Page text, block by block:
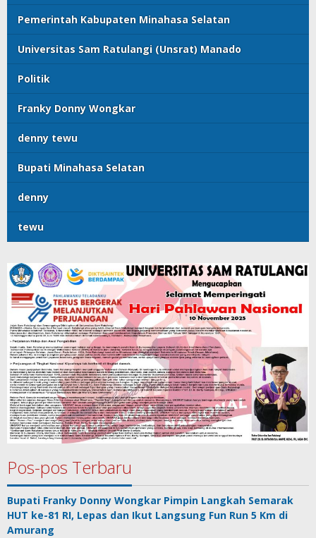
Pemerintah Kabupaten Minahasa Selatan
Universitas Sam Ratulangi (Unsrat) Manado
Politik
Franky Donny Wongkar
denny tewu
Bupati Minahasa Selatan
denny
tewu
Pos-pos Terbaru
Bupati Franky Donny Wongkar Pimpin Langkah Semarak
HUT ke-81 RI, Lepas dan Ikut Langsung Fun Run 5 Km di
Amurang